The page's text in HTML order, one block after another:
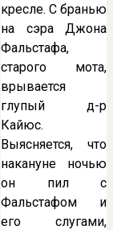
кресле. С бранью
на сэра Джона
Фальстафа,
старого мота,
врывается
глупый д-р
Кайюс.
Выясняется, что
накануне ночью
он пил с
Фальстафом и
его слугами,